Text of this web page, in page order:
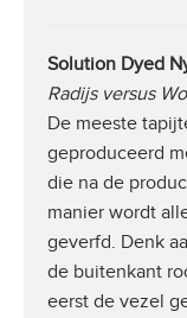
Solution Dyed
Radijs versus
De meeste
geproduceerd
die na de
manier wordt
geverfd. Denk
de buitenkant
eerst de vezel